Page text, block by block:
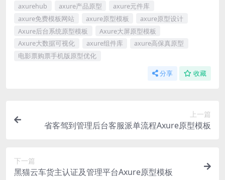
axurehub
axure产品原型
axure元件库
axure免费模板网站
axure原型模板
axure原型设计
Axure后台系统原型模板
Axure大屏原型模板
Axure大数据可视化
axure组件库
axure高保真原型
电影票购票手机版原型优化
分享 收藏
上一篇
省客驾到管理后台客服派单流程Axure原型模板
下一篇
黑猫云车货主认证及管理平台Axure原型模板